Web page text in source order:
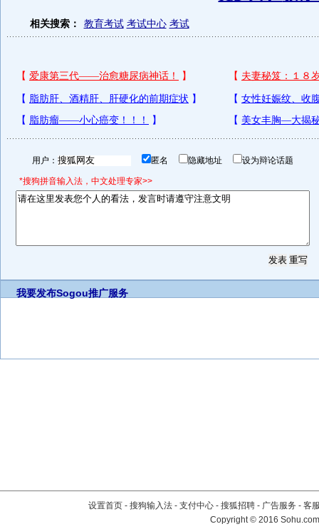
相关搜索： 教育考试 考试中心 考试
用户： 匿名 隐藏地址 设为辩论话题
*搜狗拼音输入法，中文处理专家>>
我要发布Sogou推广服务
设置首页 - 搜狗输入法 - 支付中心 - 搜狐招聘 - 广告服务 - 客
Copyright©2016